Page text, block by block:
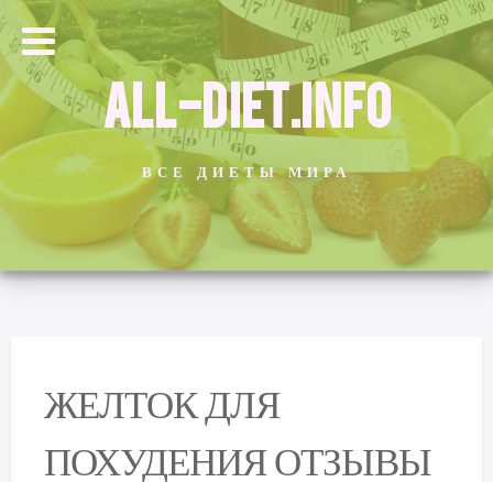
ALL-DIET.INFO
ВСЕ ДИЕТЫ МИРА
ЖЕЛТОК ДЛЯ
ПОХУДЕНИЯ ОТЗЫВЫ